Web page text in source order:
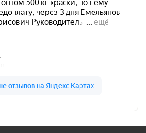
или состаренной
.
рельефа изделия
длявнутренних работ.
самостоятельной